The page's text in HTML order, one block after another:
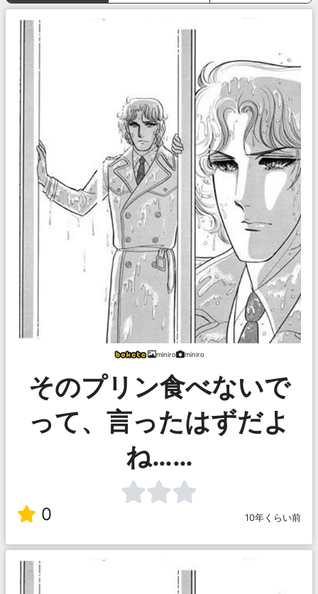
miniro miniro
そのプリン食べないで
って、言ったはずだよ
ね……
0 10年くらい前